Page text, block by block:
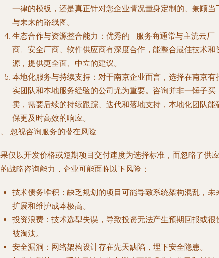
一律的模板，还是真正针对您企业情况量身定制的、兼顾当
与未来的路线图。
生态合作与资源整合能力 ：优秀的IT服务商通常与主流云厂
商、安全厂商、软件供应商有深度合作，能整合最佳技术和
源，提供更全面、中立的建议。
本地化服务与持续支持 ：对于南京企业而言，选择在南京有
实团队和本地服务经验的公司尤为重要。咨询并非一锤子买
卖，需要后续的持续跟踪、迭代和落地支持，本地化团队能
保更及时高效的响应。
忽视咨询服务的潜在风险
仅以开发价格或短期项目交付速度为选择标准，而忽略了供应
战略咨询能力，企业可能面临以下风险：
技术债务堆积 ：缺乏规划的项目可能导致系统架构混乱，未
扩展和维护成本极高。
投资浪费 ：技术选型失误，导致投资无法产生预期回报或很
被淘汰。
安全漏洞 ：网络架构设计存在先天缺陷，埋下安全隐患。